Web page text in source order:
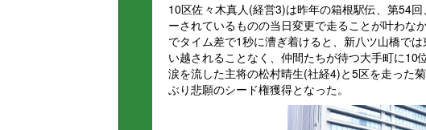
10区佐々木真人(経営3)は昨年の箱根駅伝、第54
ーされているものの当日変更で走ることが叶わな
でタイム差で1秒に漕ぎ着けると、新八ツ山橋で
い越されることなく、仲間たちが待つ大手町に10
涙を流した主将の松村晴生(社経4)と5区を走った
ぶり悲願のシード権獲得となった。